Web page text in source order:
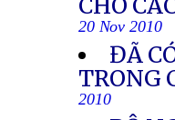
CHO
20 Nov 2010
ĐÃ
TRONG
2010